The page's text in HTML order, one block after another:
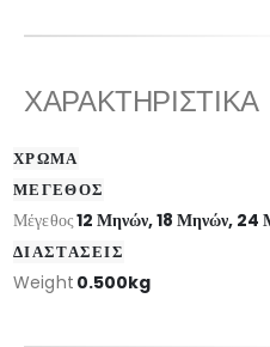
ΧΑΡΑΚΤΗΡΙΣΤΙΚΑ
ΧΡΩΜΑ
ΜΕΓΕΘΟΣ
Μέγεθος12 Μηνών, 18 Μηνών, 24
ΔΙΑΣΤΑΣΕΙΣ
Weight 0.500kg